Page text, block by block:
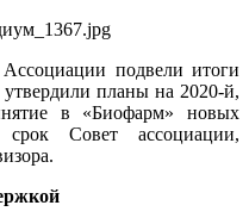
подвели итоги
планы на 2020-й,
в «Биофарм» новых
Совет ассоциации,